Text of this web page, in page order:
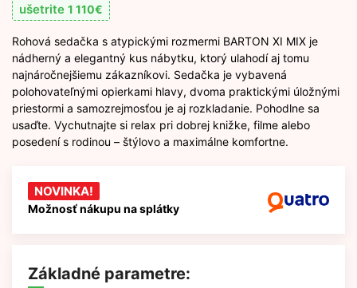
ušetrite 1 110€
Rohová sedačka s atypickými rozmermi BARTON XI MIX je
nádherný a elegantný kus nábytku, ktorý ulahodí aj tomu
najnáročnejšiemu zákazníkovi. Sedačka je vybavená
polohovateľnými opierkami hlavy, dvoma praktickými úložnými
priestormi a samozrejmosťou je aj rozkladanie. Pohodlne sa
usaďte. Vychutnajte si relax pri dobrej knižke, filme alebo
posedení s rodinou – štýlovo a maximálne komfortne.
NOVINKA!
Možnosť nákupu na splátky
Základné parametre: